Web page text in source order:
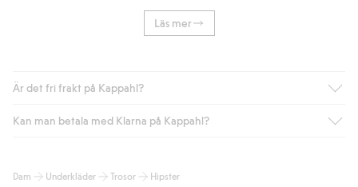
Läs mer
Är det fri frakt på Kappahl?
Är du medlem i Kappahl Club har du alltid gratis frakt till butik
automatik efter du loggat in och identifierats som medlem.
Kan man betala med Klarna på Kappahl?
bland annat faktura och swish men även andra betalningssätt.
Dam Underkläder Trosor Hipster